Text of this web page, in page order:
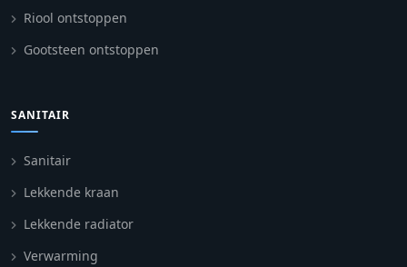
Riool ontstoppen
Gootsteen ontstoppen
SANITAIR
Sanitair
Lekkende kraan
Lekkende radiator
Verwarming